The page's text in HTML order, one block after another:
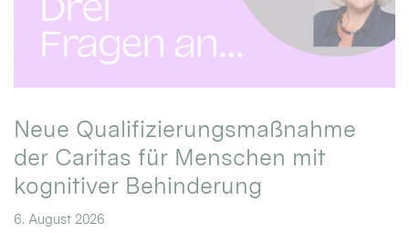
Neue Qualifizierungsmaßnahme
der Caritas für Menschen mit
kognitiver Behinderung
6. August 2026